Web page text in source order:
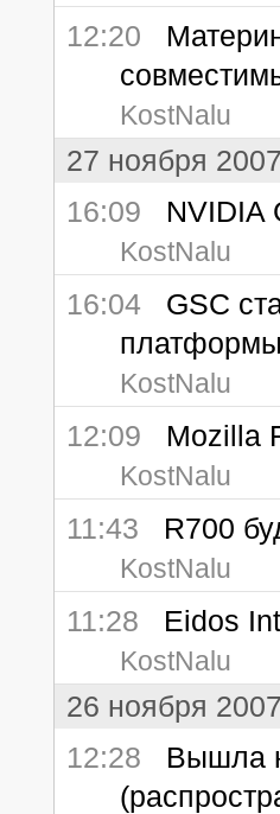
12:20
KostNalu
27 ноября 2007
16:09 NVIDIA
KostNalu
16:04 GSC
KostNalu
12:09 Mozilla
KostNalu
11:43 R700
KostNalu
11:28 Eidos
KostNalu
26 ноября 2007
12:28 Вышла